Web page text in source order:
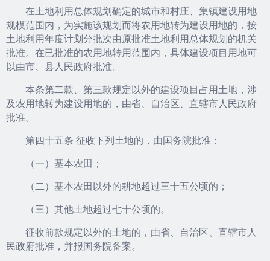
在土地利用总体规划确定的城市和村庄、集镇建设用地
规模范围内，为实施该规划而将农用地转为建设用地的，按
土地利用年度计划分批次由原批准土地利用总体规划的机关
批准。在已批准的农用地转用范围内，具体建设项目用地可
以由市、县人民政府批准。
本条第二款、第三款规定以外的建设项目占用土地，涉
及农用地转为建设用地的，由省、自治区、直辖市人民政府
批准。
第四十五条 征收下列土地的，由国务院批准：
（一）基本农田；
（二）基本农田以外的耕地超过三十五公顷的；
（三）其他土地超过七十公顷的。
征收前款规定以外的土地的，由省、自治区、直辖市人
民政府批准，并报国务院备案。